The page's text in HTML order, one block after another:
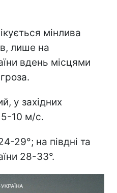
мінлива
лише на
вдень місцями
у західних
5-10 м/с.
29°; на півдні та
28-33°.